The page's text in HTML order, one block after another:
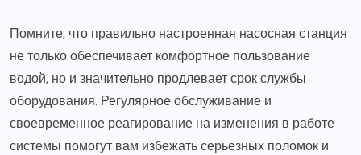
Помните, что правильно настроенная насосная станция
не только обеспечивает комфортное пользование
водой, но и значительно продлевает срок службы
оборудования. Регулярное обслуживание и
своевременное реагирование на изменения в работе
системы помогут вам избежать серьезных поломок и